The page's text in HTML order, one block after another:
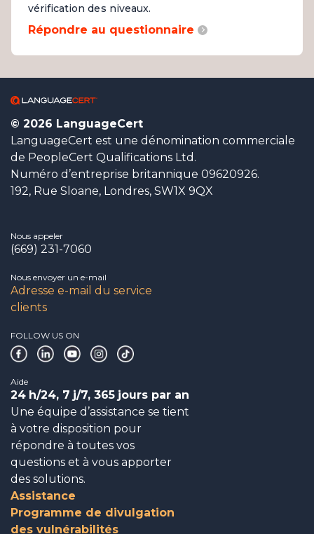
vérification des niveaux.
Répondre au questionnaire
© 2026 LanguageCert
LanguageCert est une dénomination commerciale
de PeopleCert Qualifications Ltd.
Numéro d’entreprise britannique 09620926.
192, Rue Sloane, Londres, SW1X 9QX
Nous appeler
(669) 231-7060
Nous envoyer un e-mail
Adresse e-mail du service
clients
FOLLOW US ON
Aide
24 h/24, 7 j/7, 365 jours par an
Une équipe d’assistance se tient
à votre disposition pour
répondre à toutes vos
questions et à vous apporter
des solutions.
Assistance
Programme de divulgation
des vulnérabilités